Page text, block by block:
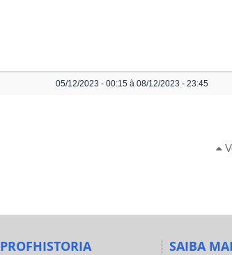
05/12/2023 - 00:15 à 08/12/2023 - 23:45
PROFHISTORIA SAIBA